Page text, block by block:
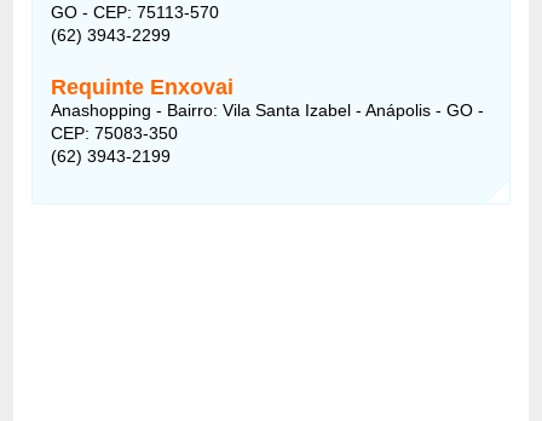
GO - CEP: 75113-570
(62) 3943-2299
Requinte Enxovai
Anashopping - Bairro: Vila Santa Izabel - Anápolis - GO -
CEP: 75083-350
(62) 3943-2199